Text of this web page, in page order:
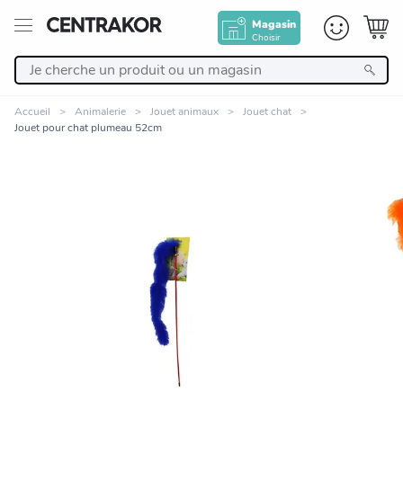
Magasin
Choisir
Linge de maison
Cuisine et art de la table
Salle de bain et beauté
Accueil Animalerie Jouet animaux
Jouet chat
Jouet pour chat plumeau 52cm